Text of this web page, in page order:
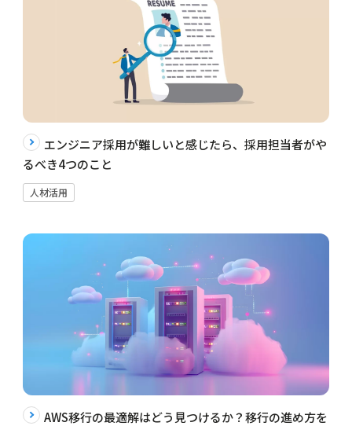
エンジニア採用が難しいと感じたら、採用担当者がや
るべき4つのこと
人材活用
AWS移行の最適解はどう見つけるか？移行の進め方を